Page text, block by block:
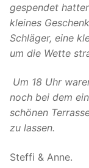
gespendet
kleines
Schläger, eine
um die Wette
Um 18 Uhr
noch bei dem
schönen
zu lassen.
Steffi & Anne.